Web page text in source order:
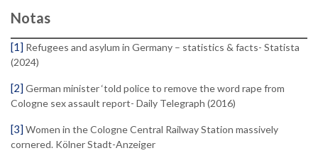
Notas
[1] Refugees and asylum in Germany – statistics & facts- Statista
(2024)
[2] German minister ‘told police to remove the word rape from
Cologne sex assault report- Daily Telegraph (2016)
[3] Women in the Cologne Central Railway Station massively
cornered. Kölner Stadt-Anzeiger